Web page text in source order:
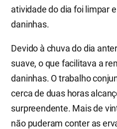
atividade do dia foi limpar
daninhas.
Devido à chuva do dia
suave, o que facilitava a
daninhas. O trabalho
cerca de duas horas
surpreendente. Mais de
não puderam conter as